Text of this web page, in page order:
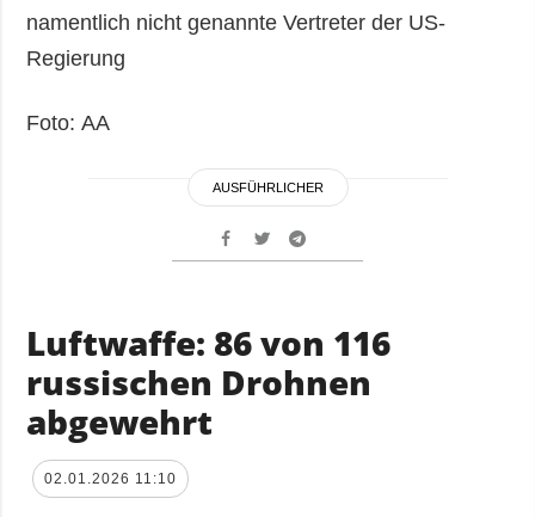
namentlich nicht genannte Vertreter der US-
Regierung
Foto: АА
AUSFÜHRLICHER
Luftwaffe: 86 von 116
russischen Drohnen
abgewehrt
02.01.2026 11:10